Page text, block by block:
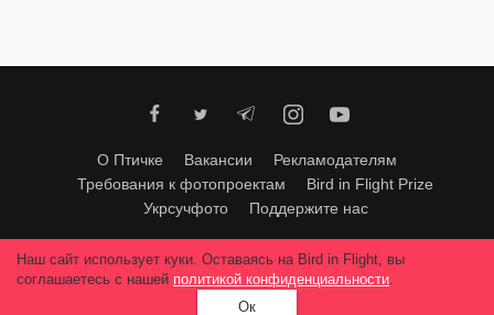
О Птичке Вакансии
Рекламодателям
Требования к фотопроектам
Bird in Flight Prize
Укрсучфото
Поддержите нас
Любое использование материалов допускается только с согласия
редакции.© 2026, Bird In Flight.
Все права защищены.
Наш сайт использует куки. Оставаясь на Bird in Flight, вы
соглашаетесь с нашей политикой конфиденциальности.
Ок